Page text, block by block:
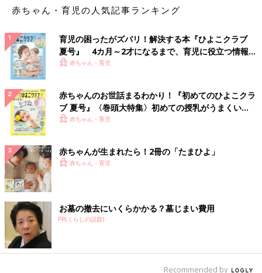
そして、その受診先と受診のタイミングの相談にのっています。
の様子、住んでいる地域の医療事情、等を総合してお伝えしてい
ます。
たとえば、2カ月の乳児と
もそれぞれ違いますし、小児科ではなく先にほかの科を受診した
ほうがいい症状や日時もあります。相談がきた時間によっては夜
間救急や休日診療の紹介がいい場合もあります。
これらはすべてケース・バイ・ケースで、判断するための知識と
情報を多めに持っているのが小児科であり、生活に密着して相談
にのれるのがスタッフです。
困った時やどうしても心配な時は、あまり追い詰められないうち
に相談してほしいと思います。
【その２】ワクチンのスケジュールは？ このワクチンは打った
ほうがいいですか？など
ワクチン関連の質問も多く寄せられます。ここ数年で日本のワク
チン状況はとてもよくなり、（多少の混乱があっても）ほかの先
赤ちゃん・育児の人気記事ランキング
育児の困ったがズバリ！解決する本『ひよこクラブ
夏号』 4カ月～2才になるまで、育児に役立つ情報が
いっぱい！
赤ちゃん・育児
赤ちゃんのお世話まるわかり！『初めてのひよこクラ
ブ 夏号』〈巻頭大特集〉初めての授乳がうまくい
く！ おっぱい・ミルクの基本と夏のトラブル 解決テ
赤ちゃん・育児
赤ちゃんが生まれたら！2冊の「たまひよ」
赤ちゃん・育児
お墓の撤去にいくらかかる？墓じまい費用
PR(くらしの話題)
Recommended by